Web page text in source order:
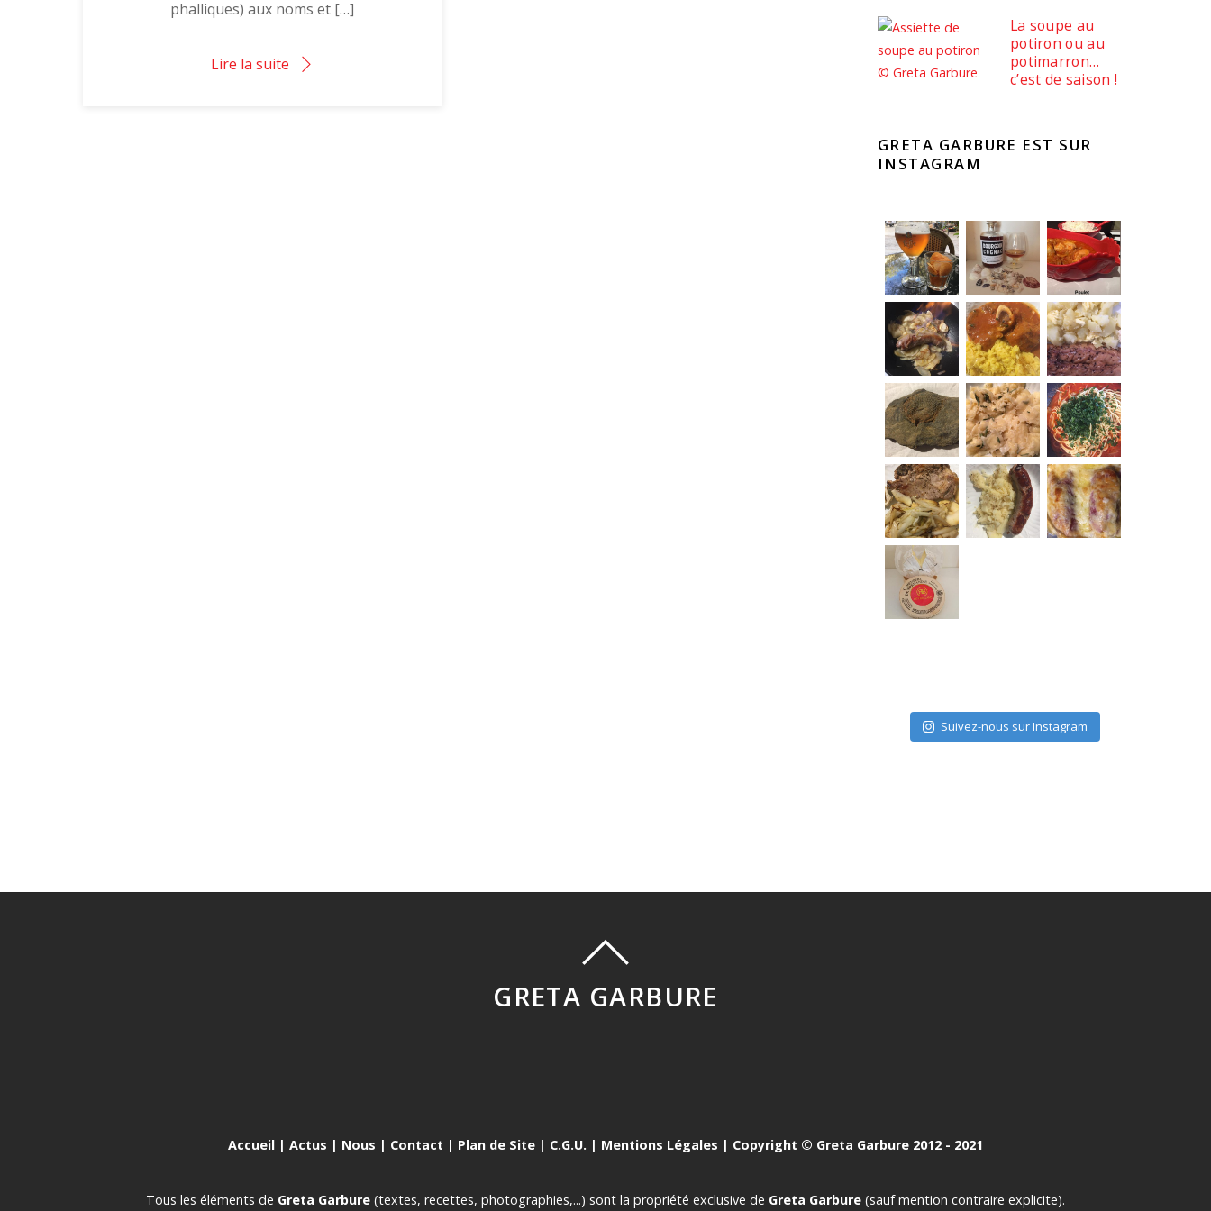
phalliques) aux noms et […]
Lire la suite
La soupe au
potiron ou au
potimarron…
c’est de saison !
GRETA GARBURE EST SUR
INSTAGRAM
Suivez-nous sur Instagram
GRETA GARBURE
Accueil | Actus | Nous | Contact | Plan de Site | C.G.U. | Mentions Légales | Copyright © Greta Garbure 2012 - 2021
Tous les éléments de Greta Garbure (textes, recettes, photographies,...) sont la propriété exclusive de Greta Garbure (sauf mention contraire explicite).